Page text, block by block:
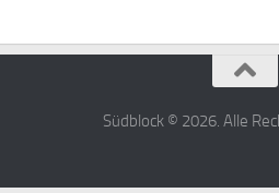
Südblock © 2026. Alle